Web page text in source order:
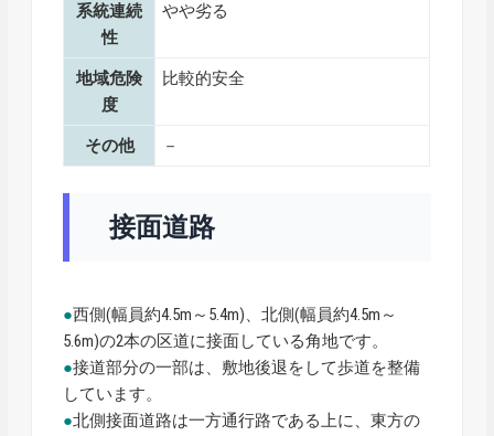
系統連続
性
やや劣る
地域危険
度
比較的安全
その他 －
接面道路
●西側(幅員約4.5m～5.4m)、北側(幅員約4.5m～
5.6m)の2本の区道に接面している角地です。
●接道部分の一部は、敷地後退をして歩道を整備
しています。
●北側接面道路は一方通行路である上に、東方の